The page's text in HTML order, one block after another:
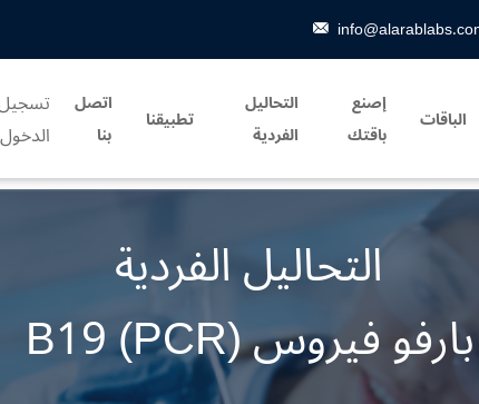
الباقات
إصنع
باقتك
التحاليل
الفردية
تطبيقنا
اتصل
بنا
الدخول
التحاليل الفردية
بارفو فيروس B19 (PCR)